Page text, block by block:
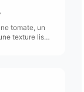
tomate, un
texture lisse